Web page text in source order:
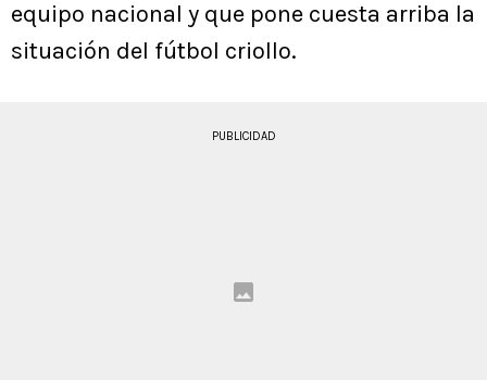
equipo nacional y que pone cuesta arriba la
situación del fútbol criollo.
PUBLICIDAD